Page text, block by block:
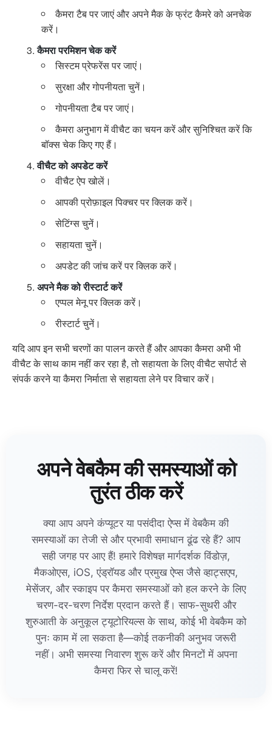
कैमरा टैब पर जाएं और अपने मैक के फ्रंट कैमरे को अनचेक
करें।
कैमरा परमिशन चेक करें
सिस्टम प्रेफरेंस पर जाएं।
सुरक्षा और गोपनीयता चुनें।
गोपनीयता टैब पर जाएं।
कैमरा अनुभाग में वीचैट का चयन करें और सुनिश्चित करें कि
बॉक्स चेक किए गए हैं।
वीचैट को अपडेट करें
वीचैट ऐप खोलें।
आपकी प्रोफ़ाइल पिक्चर पर क्लिक करें।
सेटिंग्स चुनें।
सहायता चुनें।
अपडेट की जांच करें पर क्लिक करें।
अपने मैक को रीस्टार्ट करें
एप्पल मेनू पर क्लिक करें।
रीस्टार्ट चुनें।
यदि आप इन सभी चरणों का पालन करते हैं और आपका कैमरा अभी भी
वीचैट के साथ काम नहीं कर रहा है, तो सहायता के लिए वीचैट सपोर्ट से
संपर्क करने या कैमरा निर्माता से सहायता लेने पर विचार करें।
अपने वेबकैम की समस्याओं को
तुरंत ठीक करें
क्या आप अपने कंप्यूटर या पसंदीदा ऐप्स में वेबकैम की
समस्याओं का तेजी से और प्रभावी समाधान ढूंढ रहे हैं? आप
सही जगह पर आए हैं! हमारे विशेषज्ञ मार्गदर्शक विंडोज़,
मैकओएस, iOS, एंड्रॉयड और प्रमुख ऐप्स जैसे व्हाट्सएप,
मेसेंजर, और स्काइप पर कैमरा समस्याओं को हल करने के लिए
चरण-दर-चरण निर्देश प्रदान करते हैं। साफ-सुथरी और
शुरुआती के अनुकूल ट्यूटोरियल्स के साथ, कोई भी वेबकैम को
पुनः काम में ला सकता है—कोई तकनीकी अनुभव जरूरी
नहीं। अभी समस्या निवारण शुरू करें और मिनटों में अपना
कैमरा फिर से चालू करें!